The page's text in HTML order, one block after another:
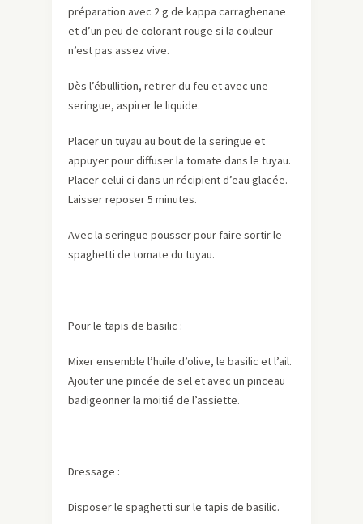
préparation avec 2 g de kappa carraghenane
et d’un peu de colorant rouge si la couleur
n’est pas assez vive.
Dès l’ébullition, retirer du feu et avec une
seringue, aspirer le liquide.
Placer un tuyau au bout de la seringue et
appuyer pour diffuser la tomate dans le tuyau.
Placer celui ci dans un récipient d’eau glacée.
Laisser reposer 5 minutes.
Avec la seringue pousser pour faire sortir le
spaghetti de tomate du tuyau.
Pour le tapis de basilic :
Mixer ensemble l’huile d’olive, le basilic et l’ail.
Ajouter une pincée de sel et avec un pinceau
badigeonner la moitié de l’assiette.
Dressage :
Disposer le spaghetti sur le tapis de basilic.